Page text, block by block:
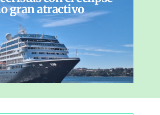
gran atractivo